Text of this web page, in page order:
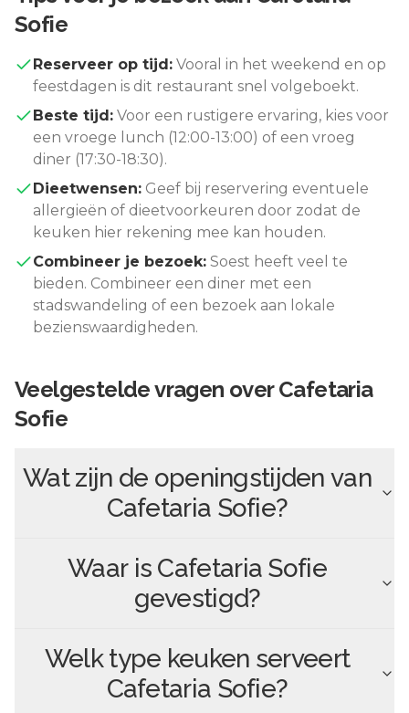
Sofie
Reserveer op tijd: Vooral in het weekend en op
feestdagen is dit restaurant snel volgeboekt.
Beste tijd: Voor een rustigere ervaring, kies voor
een vroege lunch (12:00-13:00) of een vroeg
diner (17:30-18:30).
Dieetwensen: Geef bij reservering eventuele
allergieën of dieetvoorkeuren door zodat de
keuken hier rekening mee kan houden.
Combineer je bezoek: Soest heeft veel te
bieden. Combineer een diner met een
stadswandeling of een bezoek aan lokale
bezienswaardigheden.
Veelgestelde vragen overCafetaria
Sofie
Wat zijn de openingstijden van
Cafetaria Sofie?
Waar is Cafetaria Sofie
gevestigd?
Welk type keuken serveert
Cafetaria Sofie?